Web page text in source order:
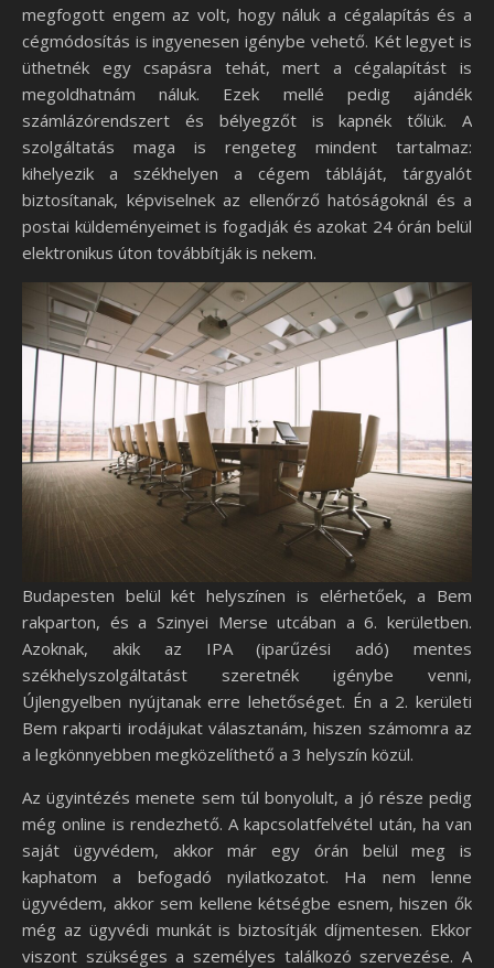
megfogott engem az volt, hogy náluk a cégalapítás és a
cégmódosítás is ingyenesen igénybe vehető. Két legyet is
üthetnék egy csapásra tehát, mert a cégalapítást is
megoldhatnám náluk. Ezek mellé pedig ajándék
számlázórendszert és bélyegzőt is kapnék tőlük. A
szolgáltatás maga is rengeteg mindent tartalmaz:
kihelyezik a székhelyen a cégem tábláját, tárgyalót
biztosítanak, képviselnek az ellenőrző hatóságoknál és a
postai küldeményeimet is fogadják és azokat 24 órán belül
elektronikus úton továbbítják is nekem.
Budapesten belül két helyszínen is elérhetőek, a Bem
rakparton, és a Szinyei Merse utcában a 6. kerületben.
Azoknak, akik az IPA (iparűzési adó) mentes
székhelyszolgáltatást szeretnék igénybe venni,
Újlengyelben nyújtanak erre lehetőséget. Én a 2. kerületi
Bem rakparti irodájukat választanám, hiszen számomra az
a legkönnyebben megközelíthető a 3 helyszín közül.
Az ügyintézés menete sem túl bonyolult, a jó része pedig
még online is rendezhető. A kapcsolatfelvétel után, ha van
saját ügyvédem, akkor már egy órán belül meg is
kaphatom a befogadó nyilatkozatot. Ha nem lenne
ügyvédem, akkor sem kellene kétségbe esnem, hiszen ők
még az ügyvédi munkát is biztosítják díjmentesen. Ekkor
viszont szükséges a személyes találkozó szervezése. A